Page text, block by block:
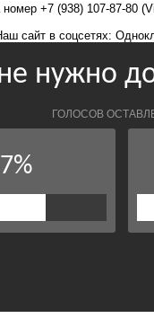
+7 (938) 107-87-80
сайт в соцсетях: